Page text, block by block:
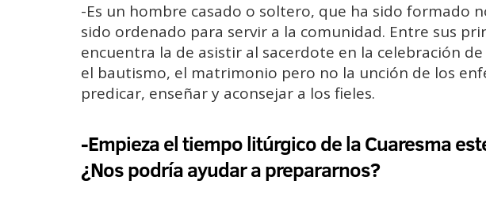
-Es un hombre casado o soltero, que ha sido formado
sido ordenado para servir a la comunidad. Entre sus
encuentra la de asistir al sacerdote en la celebración
el bautismo, el matrimonio pero no la unción de los
predicar, enseñar y aconsejar a los fieles.
-Empieza el tiempo litúrgico de la Cuaresma
¿Nos podría ayudar a prepararnos?